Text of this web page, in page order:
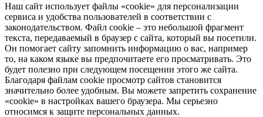
Наш сайт использует файлы «cookie» для персонализации
сервиса и удобства пользователей в соответствии с
законодательством. Файл cookie – это небольшой фрагмент
текста, передаваемый в браузер с сайта, который вы посетили.
Он помогает сайту запомнить информацию о вас, например
то, на каком языке вы предпочитаете его просматривать. Это
будет полезно при следующем посещении этого же сайта.
Благодаря файлам cookie просмотр сайтов становится
значительно более удобным. Вы можете запретить сохранение
«cookie» в настройках вашего браузера. Мы серьезно
относимся к защите персональных данных.